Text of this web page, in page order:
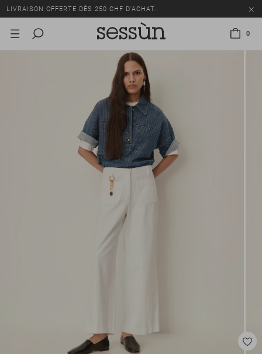
LIVRAISON OFFERTE DÈS 250 CHF D'ACHAT.
TOUS LES PRIX INCLUENT LA TVA ET LES DROITS DE DOUANE.
LIVRAISON OFFERTE DÈS 250 CHF D'ACHAT.
TOUS LES PRIX INCLUENT LA TVA ET LES DROITS DE DOUANE.
0